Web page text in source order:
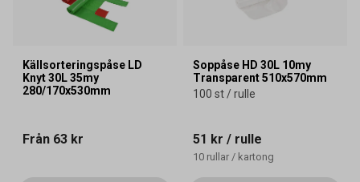
Källsorteringspåse LD
Knyt 30L 35my
280/170x530mm
Från 63 kr
Soppåse HD 30L 10my
Transparent 510x570mm
100 st / rulle
51 kr / rulle
10 rullar / kartong